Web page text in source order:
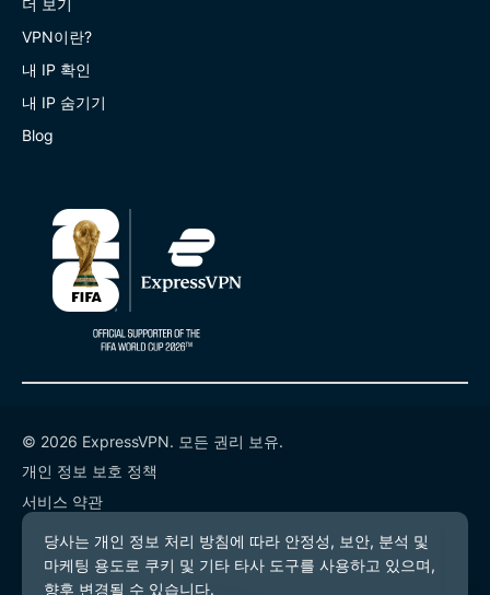
더 보기
VPN이란?
내 IP 확인
내 IP 숨기기
Blog
© 2026 ExpressVPN. 모든 권리 보유.
개인 정보 보호 정책
서비스 약관
쿠키 기본 설정